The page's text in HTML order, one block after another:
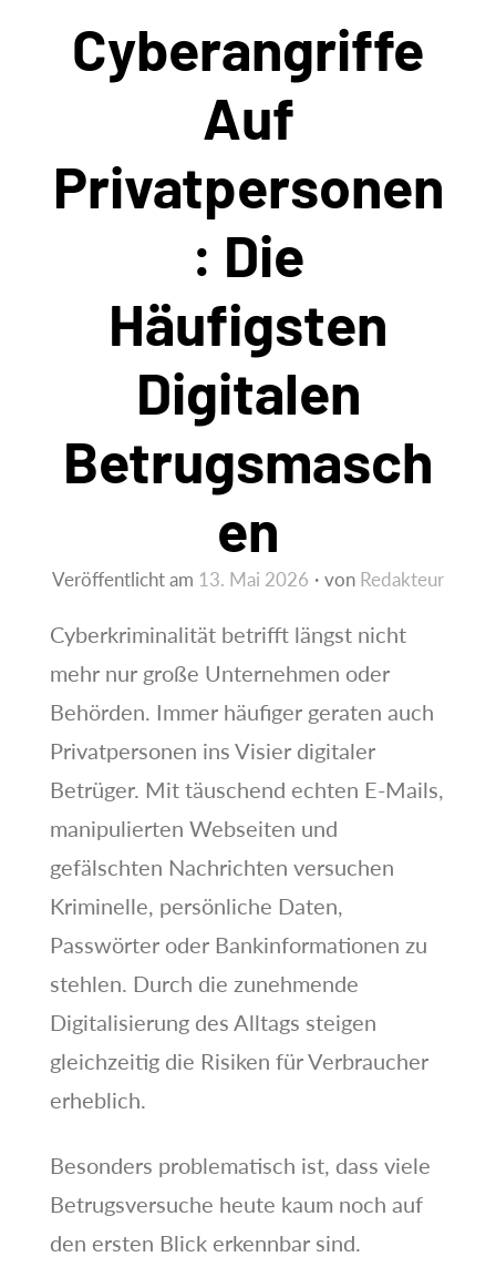
Cyberangriffe
Auf
Privatpersonen
: Die
Häufigsten
Digitalen
Betrugsmasch
En
Veröffentlicht am 13. Mai 2026 von Redakteur
Cyberkriminalität betrifft längst nicht
mehr nur große Unternehmen oder
Behörden. Immer häufiger geraten auch
Privatpersonen ins Visier digitaler
Betrüger. Mit täuschend echten E-Mails,
manipulierten Webseiten und
gefälschten Nachrichten versuchen
Kriminelle, persönliche Daten,
Passwörter oder Bankinformationen zu
stehlen. Durch die zunehmende
Digitalisierung des Alltags steigen
gleichzeitig die Risiken für Verbraucher
erheblich.
Besonders problematisch ist, dass viele
Betrugsversuche heute kaum noch auf
den ersten Blick erkennbar sind.